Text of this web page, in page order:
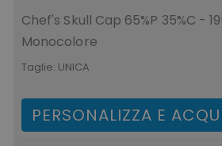
Chef's Skull Cap 65%P 35%C -
Monocolore
Taglie: UNICA
PERSONALIZZA E